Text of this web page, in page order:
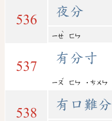
536
夜分
ㄧㄝ
ˋ
ㄈㄣ
537
有分寸
ㄧㄡ
ˇ
ㄈㄣ ˙ㄘㄨㄣ
538
有口難分